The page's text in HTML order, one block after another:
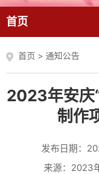
首页
首页 > 通知公告
2023年安庆
制作
发布日期：
来源：2023